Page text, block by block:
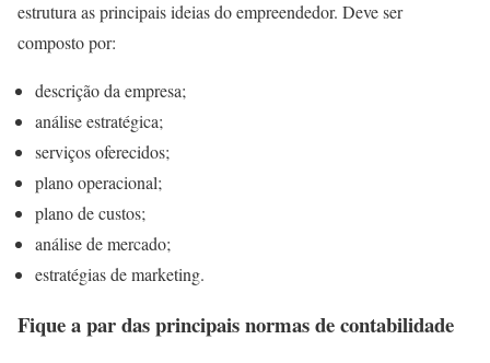
estrutura as principais ideias do empreendedor. Deve ser
composto por:
descrição da empresa;
análise estratégica;
serviços oferecidos;
plano operacional;
plano de custos;
análise de mercado;
estratégias de marketing.
Fique a par das principais normas de contabilidade